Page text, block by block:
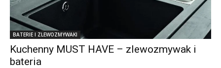
BATERIE I ZLEWOZMYWAKI
Kuchenny MUST HAVE – zlewozmywak i
bateria